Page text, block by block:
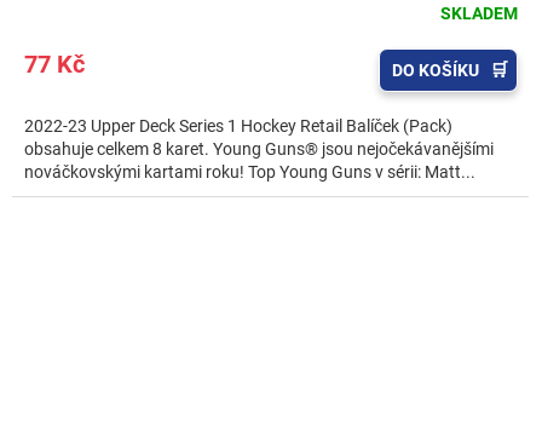
SKLADEM
77 Kč DO KOŠÍKU
2022-23 Upper Deck Series 1 Hockey Retail Balíček (Pack)
obsahuje celkem 8 karet. Young Guns® jsou nejočekávanějšími
nováčkovskými kartami roku! Top Young Guns v sérii: Matt...